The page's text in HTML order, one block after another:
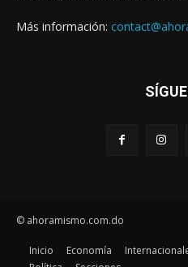
Más información:
© ahoramismo.com.do
Inicio Economía